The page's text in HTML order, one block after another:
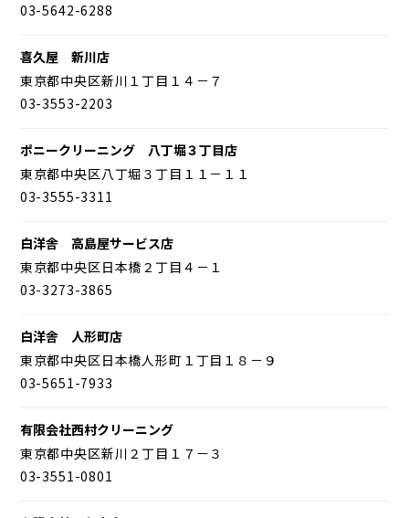
03-5642-6288
喜久屋 新川店
東京都中央区新川１丁目１４－７
03-3553-2203
ポニークリーニング 八丁堀３丁目店
東京都中央区八丁堀３丁目１１－１１
03-3555-3311
白洋舎 高島屋サービス店
東京都中央区日本橋２丁目４－１
03-3273-3865
白洋舎 人形町店
東京都中央区日本橋人形町１丁目１８－９
03-5651-7933
有限会社西村クリーニング
東京都中央区新川２丁目１７－３
03-3551-0801